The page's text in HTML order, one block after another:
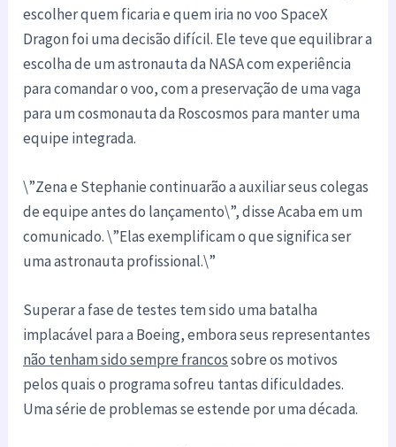
escolher quem ficaria e quem iria no voo SpaceX
Dragon foi uma decisão difícil. Ele teve que equilibrar a
escolha de um astronauta da NASA com experiência
para comandar o voo, com a preservação de uma vaga
para um cosmonauta da Roscosmos para manter uma
equipe integrada.
\”Zena e Stephanie continuarão a auxiliar seus colegas
de equipe antes do lançamento\”, disse Acaba em um
comunicado. \”Elas exemplificam o que significa ser
uma astronauta profissional.\”
Superar a fase de testes tem sido uma batalha
implacável para a Boeing, embora seus representantes
não tenham sido sempre francossobre os motivos
pelos quais o programa sofreu tantas dificuldades.
Uma série de problemas se estende por uma década.